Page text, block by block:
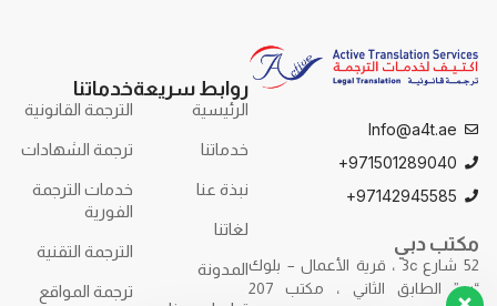
Info@a4t.ae
971501289040+
97142945585+
مكتب دبي
52 شارع 3c ، قرية الأعمال – بلوك
“ب” الطابق الثاني ، مكتب 207
روابط سريعة
الرئيسية
خدماتنا
نبذة عنا
لغاتنا
المدونة
خدماتنا
الترجمة القانونية
ترجمة الشهادات
خدمات الترجمة
الفورية
الترجمة التقنية
ترجمة المواقع